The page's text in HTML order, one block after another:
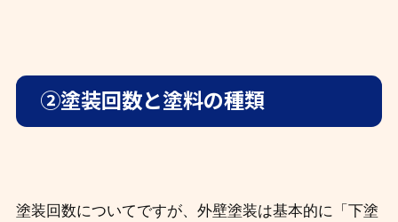
②塗装回数と塗料の種類
塗装回数についてですが、外壁塗装は基本的に「下塗